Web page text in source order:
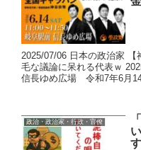
2025/07/06 日本の政治家
毛な議論に呆れる代表ｗ
信長ゆめ広場 令和7年6月
政治・政治家・行政・官僚
す